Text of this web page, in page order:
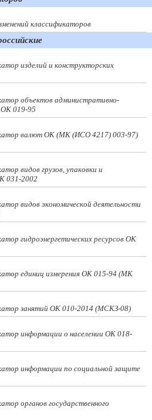
классификаторов
изделий и конструкторских
объектов административно-
ОК 019-95
валют ОК (МК (ИСО 4217) 003-97)
видов грузов, упаковки и
031-2002
видов экономической деятельности
гидроэнергетических ресурсов ОК
единиц измерения ОК 015-94 (МК
занятий ОК 010-2014 (МСКЗ-08)
информации о населении ОК 018-
информации по социальной защите
органов государственного